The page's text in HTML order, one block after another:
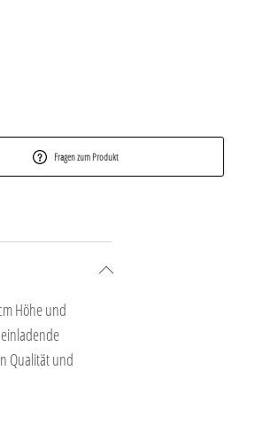
Fragen zum Produkt
Höhe und
Qualität und